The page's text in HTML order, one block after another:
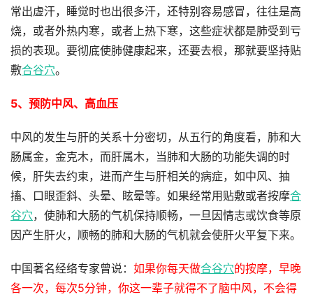
常出虚汗，睡觉时也出很多汗，还特别容易感冒，往往是高
烧，或者外热内寒，或者上热下寒，这些症状都是肺受到亏
损的表现。要彻底使肺健康起来，还要去根，那就要坚持贴
敷合谷穴。
5、预防中风、高血压
中风的发生与肝的关系十分密切，从五行的角度看，肺和大
肠属金，金克木，而肝属木，当肺和大肠的功能失调的时
候，肝失去约束，进而产生与肝相关的病症，如中风、抽
搐、口眼歪斜、头晕、眩晕等。如果经常用贴敷或者按摩合
谷穴，使肺和大肠的气机保持顺畅，一旦因情志或饮食等原
因产生肝火，顺畅的肺和大肠的气机就会使肝火平复下来。
中国著名经络专家曾说： 如果你每天做合谷穴的按摩，早晚
各一次，每次5分钟，你这一辈子就得不了脑中风，不会得